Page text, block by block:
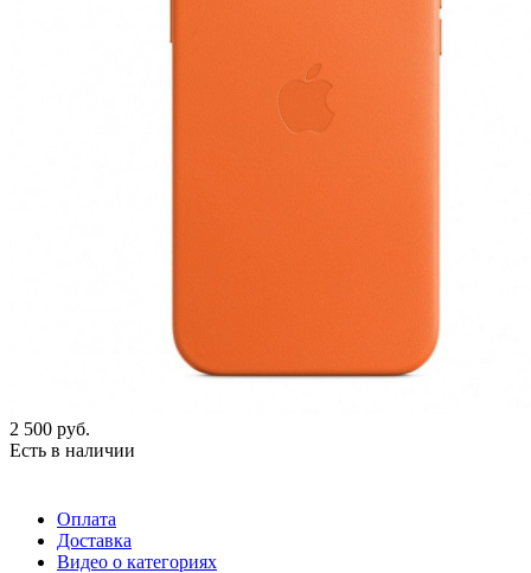
2 500 руб.
Есть в наличии
Оплата
Доставка
Видео о категориях